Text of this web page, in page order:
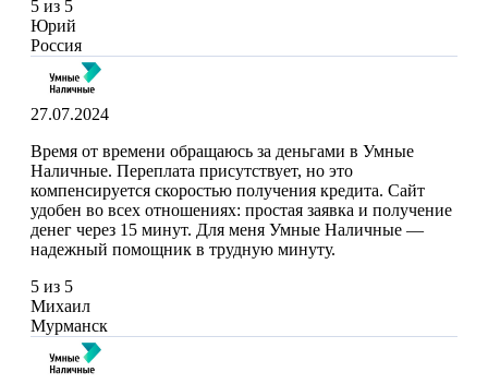
5 из 5
Юрий
Россия
27.07.2024
Время от времени обращаюсь за деньгами в Умные
Наличные. Переплата присутствует, но это
компенсируется скоростью получения кредита. Сайт
удобен во всех отношениях: простая заявка и получение
денег через 15 минут. Для меня Умные Наличные —
надежный помощник в трудную минуту.
5 из 5
Михаил
Мурманск